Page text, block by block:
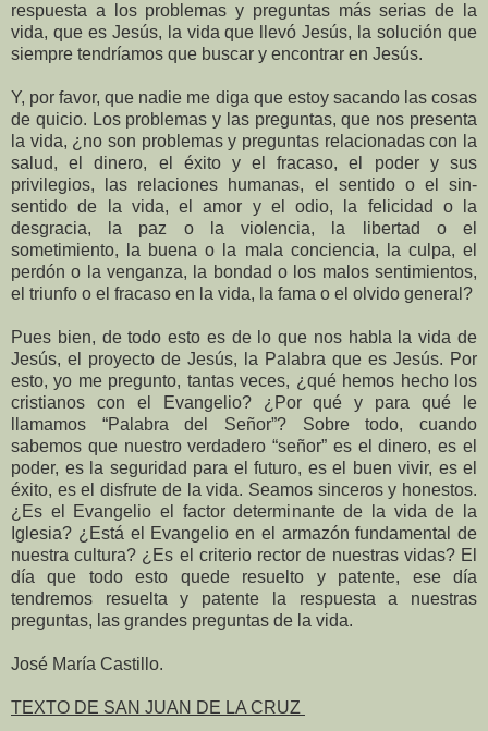
respuesta a los problemas y preguntas más serias de la
vida, que es Jesús, la vida que llevó Jesús, la solución que
siempre tendríamos que buscar y encontrar en Jesús.
Y, por favor, que nadie me diga que estoy sacando las cosas
de quicio. Los problemas y las preguntas, que nos presenta
la vida, ¿no son problemas y preguntas relacionadas con la
salud, el dinero, el éxito y el fracaso, el poder y sus
privilegios, las relaciones humanas, el sentido o el sin-
sentido de la vida, el amor y el odio, la felicidad o la
desgracia, la paz o la violencia, la libertad o el
sometimiento, la buena o la mala conciencia, la culpa, el
perdón o la venganza, la bondad o los malos sentimientos,
el triunfo o el fracaso en la vida, la fama o el olvido general?
Pues bien, de todo esto es de lo que nos habla la vida de
Jesús, el proyecto de Jesús, la Palabra que es Jesús. Por
esto, yo me pregunto, tantas veces, ¿qué hemos hecho los
cristianos con el Evangelio? ¿Por qué y para qué le
llamamos “Palabra del Señor”? Sobre todo, cuando
sabemos que nuestro verdadero “señor” es el dinero, es el
poder, es la seguridad para el futuro, es el buen vivir, es el
éxito, es el disfrute de la vida. Seamos sinceros y honestos.
¿Es el Evangelio el factor determinante de la vida de la
Iglesia? ¿Está el Evangelio en el armazón fundamental de
nuestra cultura? ¿Es el criterio rector de nuestras vidas? El
día que todo esto quede resuelto y patente, ese día
tendremos resuelta y patente la respuesta a nuestras
preguntas, las grandes preguntas de la vida.
José María Castillo.
TEXTO DE SAN JUAN DE LA CRUZ